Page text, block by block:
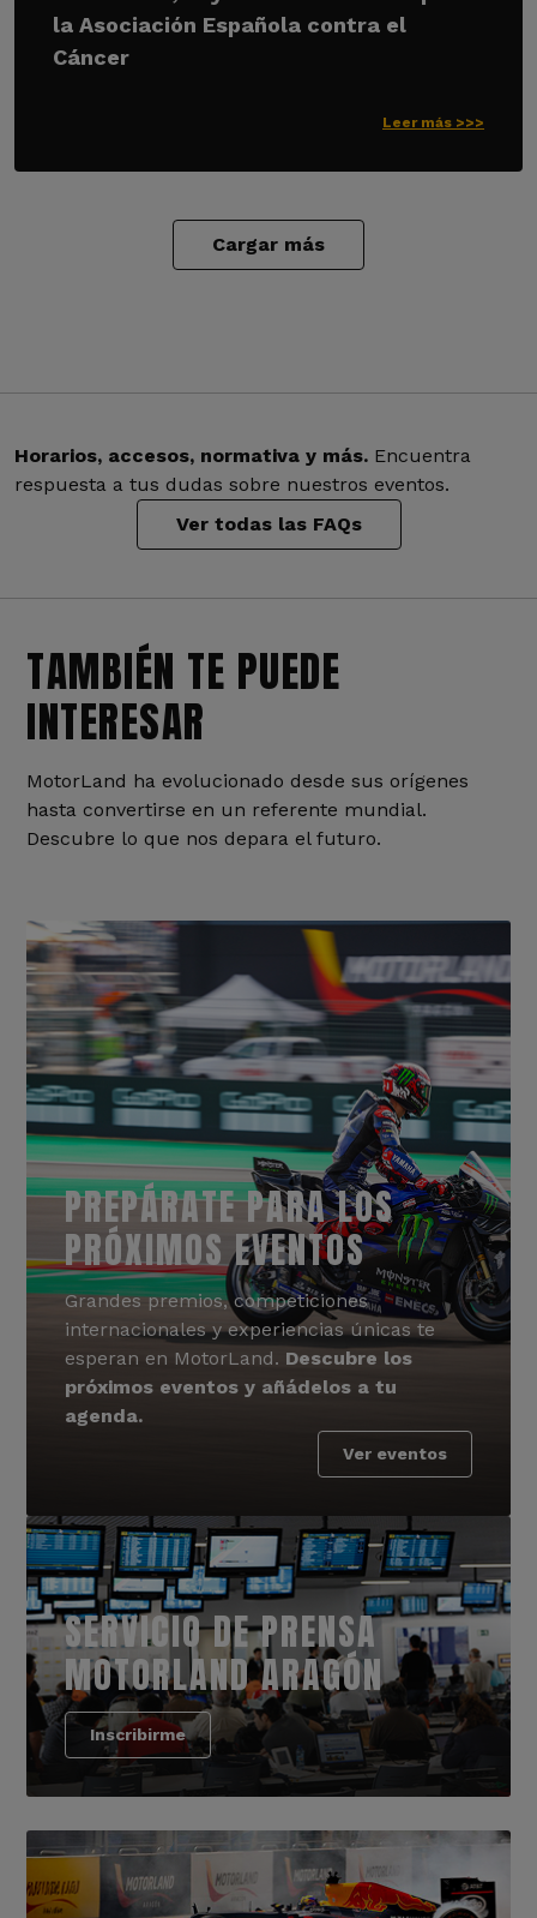
la Asociación Española contra el
Cáncer
Leer más >>>
Cargar más
Horarios, accesos, normativa y más. Encuentra
respuesta a tus dudas sobre nuestros eventos.
Ver todas las FAQs
TAMBIÉN TE PUEDE
INTERESAR
MotorLand ha evolucionado desde sus orígenes
hasta convertirse en un referente mundial.
Descubre lo que nos depara el futuro.
PREPÁRATE PARA LOS
PRÓXIMOS EVENTOS
Grandes premios, competiciones
internacionales y experiencias únicas te
esperan en MotorLand. Descubre los
próximos eventos y añádelos a tu
agenda.
Ver eventos
SERVICIO DE PRENSA
MOTORLAND ARAGÓN
Inscribirme